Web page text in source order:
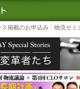
大の物流ニュースサ
3PL,
掲載のお申込み 物流セミ